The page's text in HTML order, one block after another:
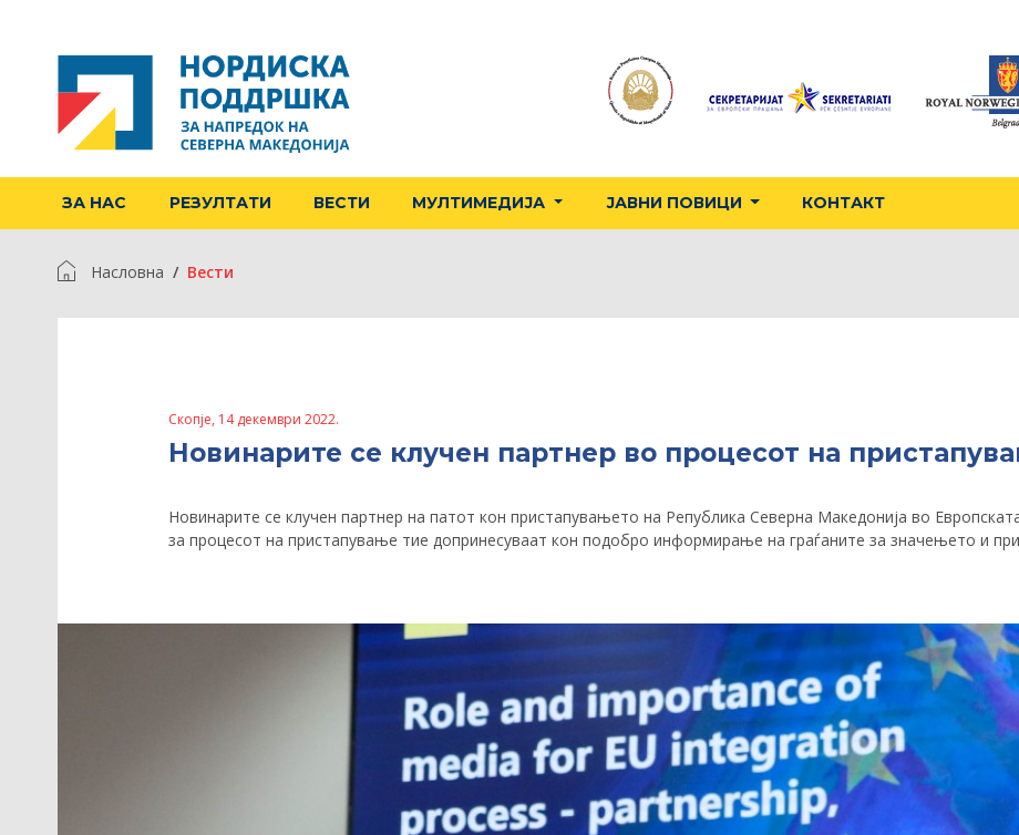
ЗА НАС РЕЗУЛТАТИ ВЕСТИ МУЛТИМЕДИЈА ЈАВНИ ПОВИЦИ КОНТАКТ
Насловна Вести
Скопје, 14 декември 2022.
Новинарите се клучен партнер во процесот на
Новинарите се клучен партнер на патот кон пристапувањето на Република Северна Македонија во
за процесот на пристапување тие допринесуваат кон подобро информирање на граѓаните за значењето и